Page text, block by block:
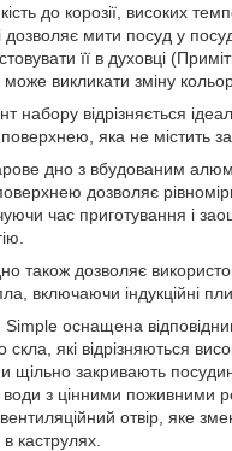
до корозії, високих
дозволяє мити посуд у
її в духовці
викликати зміну
набору відрізняється
яка не містить
дно з вбудованим
дозволяє
час приготування і
також дозволяє
включаючи індукційні
Simple оснащена
скла, які відрізняються
щільно закривають
з цінними поживними
отвір, яке
каструлях.